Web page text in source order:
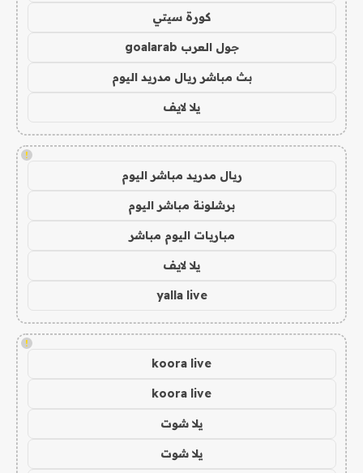
كورة سيتي
جول العرب goalarab
بث مباشر ريال مدريد اليوم
يلا لايف
!
ريال مدريد مباشر اليوم
برشلونة مباشر اليوم
مباريات اليوم مباشر
يلا لايف
yalla live
!
koora live
koora live
يلا شوت
يلا شوت